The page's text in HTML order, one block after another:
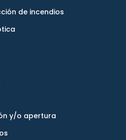
de incendios
y/o apertura